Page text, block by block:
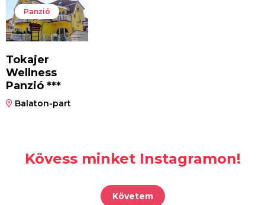
Panzió
Tokajer
Wellness
Panzió ***
Balaton-part
Kövess minket Instagramon!
Követem